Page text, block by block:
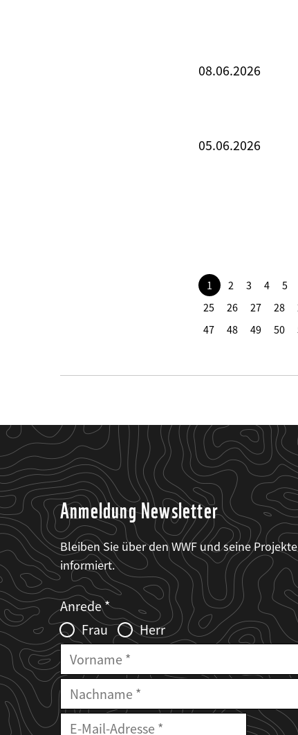
08.06.2026
05.06.2026
1 2 3 4 5
25
26 27 28
47
48 49 50
Anmeldung Newsletter
Bleiben Sie über den WWF und seine Projekte
informiert.
Web2Case
Infofelder
Fieldset
anrede_name
Anrede
Frau
Herr
Vorname
Nachname
E-
Mailadresse